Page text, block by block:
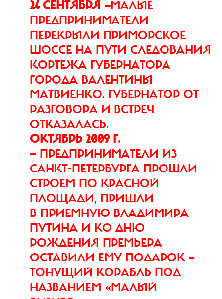
24 СЕНТЯБРЯ —МАЛЫЕ
ПРЕДПРИНИМАТЕЛИ
ПЕРЕКРЫЛИ ПРИМОРСКОЕ
ШОССЕ НА ПУТИ СЛЕДОВАНИЯ
КОРТЕЖА ГУБЕРНАТОРА
ГОРОДА ВАЛЕНТИНЫ
МАТВИЕНКО. ГУБЕРНАТОР ОТ
РАЗГОВОРА И ВСТРЕЧ
ОТКАЗАЛАСЬ.
ОКТЯБРЬ 2009 Г.
— ПРЕДПРИНИМАТЕЛИ ИЗ
САНКТ-ПЕТЕРБУРГА ПРОШЛИ
СТРОЕМ ПО КРАСНОЙ
ПЛОЩАДИ, ПРИШЛИ
В ПРИЕМНУЮ ВЛАДИМИРА
ПУТИНА И КО ДНЮ
РОЖДЕНИЯ ПРЕМЬЕРА
ОСТАВИЛИ ЕМУ ПОДАРОК —
ТОНУЩИЙ КОРАБЛЬ ПОД
НАЗВАНИЕМ «МАЛЫЙ